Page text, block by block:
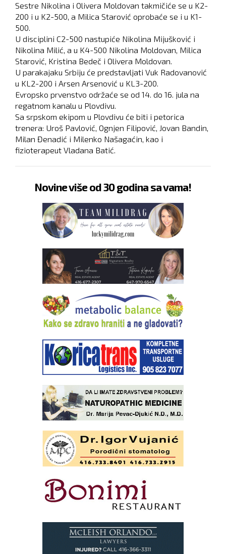
Sestre Nikolina i Olivera Moldovan takmičiće se u K2-
200 i u K2-500, a Milica Starović oprobaće se i u K1-
500.
U disciplini C2-500 nastupiće Nikolina Mijušković i
Nikolina Milić, a u K4-500 Nikolina Moldovan, Milica
Starović, Kristina Bedeč i Olivera Moldovan.
U parakajaku Srbiju će predstavljati Vuk Radovanović
u KL2-200 i Arsen Arsenović u KL3-200.
Evropsko prvenstvo održaće se od 14. do 16. jula na
regatnom kanalu u Plovdivu.
Sa srpskom ekipom u Plovdivu će biti i petorica
trenera: Uroš Pavlović, Ognjen Filipović, Jovan Bandin,
Milan Đenadić i Milenko Našagaćin, kao i
fizioterapeut Vladana Batić.
Novine više od 30 godina sa vama!